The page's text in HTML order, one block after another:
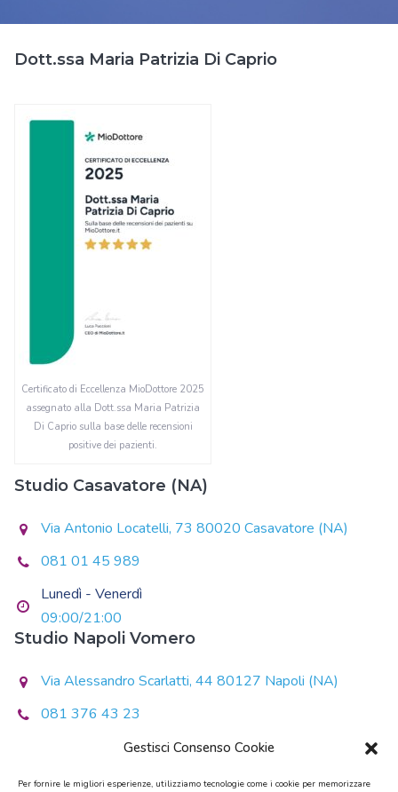
Gestisci Consenso Cookie
Per fornire le migliori esperienze, utilizziamo tecnologie come i cookie per memorizzare
Dott.ssa Maria Patrizia Di Caprio
Certificato di Eccellenza MioDottore 2025
assegnato alla Dott.ssa Maria Patrizia
Di Caprio sulla base delle recensioni
positive dei pazienti.
Studio Casavatore (NA)
Via Antonio Locatelli, 73 80020 Casavatore (NA)
081 01 45 989
Lunedì - Venerdì
09:00/21:00
Studio Napoli Vomero
Via Alessandro Scarlatti, 44 80127 Napoli (NA)
081 376 43 23
Lunedì - Giovedì